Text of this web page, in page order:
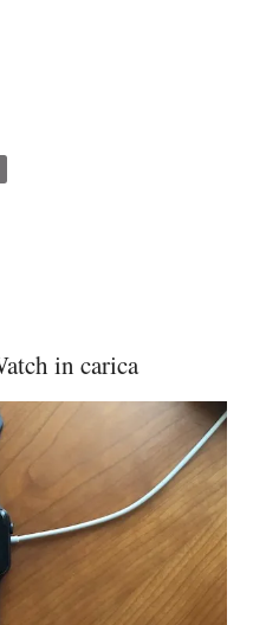
in carica